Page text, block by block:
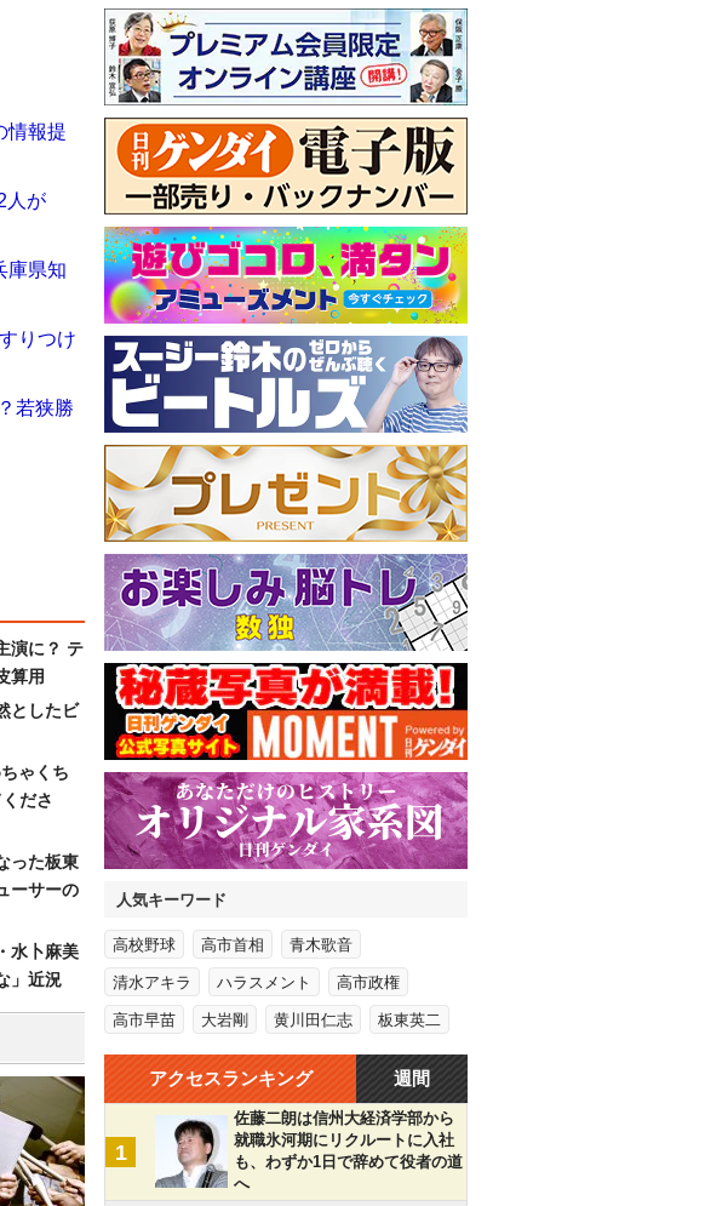
情報提
人が
庫県知
りつけ
若狭勝
演に？ テ
算用
としたビ
ゃくち
ださ
った板東
ーサーの
水卜麻美
」近況
人気キーワード
高校野球 高市首相 青木歌音
清水アキラ ハラスメント 高市政権
高市早苗 大岩剛 黄川田仁志 板東英二
アクセスランキング 週間
1
佐藤二朗は信州大経済学部から
就職氷河期にリクルートに入社
も、わずか1日で辞めて役者の道
へ